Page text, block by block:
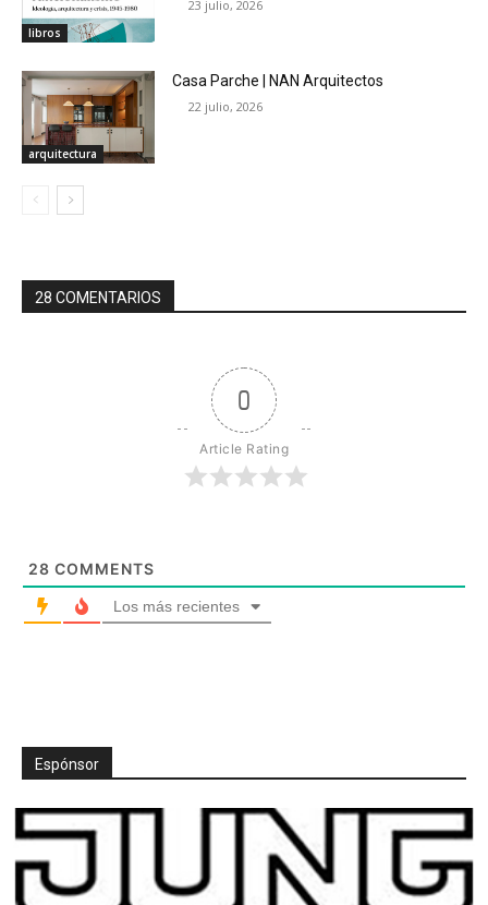
libros
23 julio, 2026
arquitectura
Casa Parche | NAN Arquitectos
22 julio, 2026
28 COMENTARIOS
0
Article Rating
28 COMMENTS
Los más recientes
Espónsor